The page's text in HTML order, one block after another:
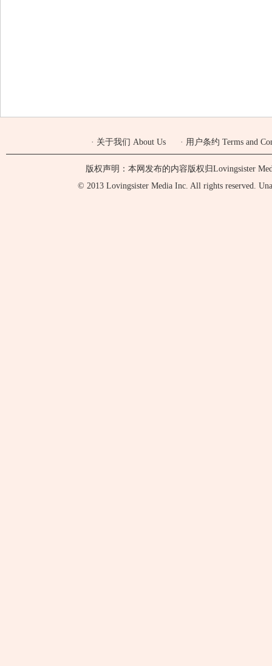
· 关于我们 About Us · 用户条约 Terms and
版权声明：本网发布的内容版权归Lovingsister
© 2013 Lovingsister Media Inc. All rights reserved.